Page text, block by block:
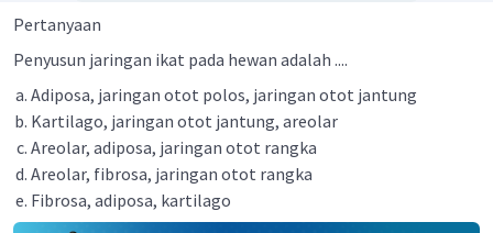
Pertanyaan
Penyusun jaringan ikat pada hewan adalah ....
Adiposa, jaringan otot polos, jaringan otot jantung
Kartilago, jaringan otot jantung, areolar
Areolar, adiposa, jaringan otot rangka
Areolar, fibrosa, jaringan otot rangka
Fibrosa, adiposa, kartilago